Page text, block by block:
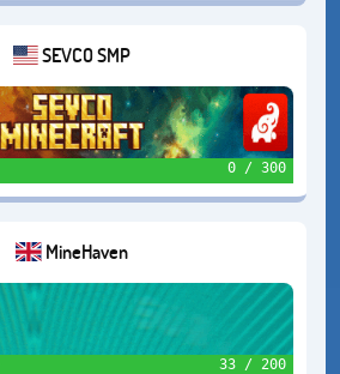
SEVCO SMP
0 / 300
MineHaven
33 / 200